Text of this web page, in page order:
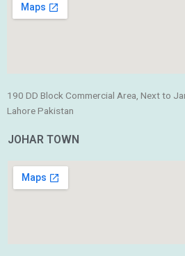
190 DD Block Commercial Area, Next to
Lahore Pakistan
JOHAR TOWN